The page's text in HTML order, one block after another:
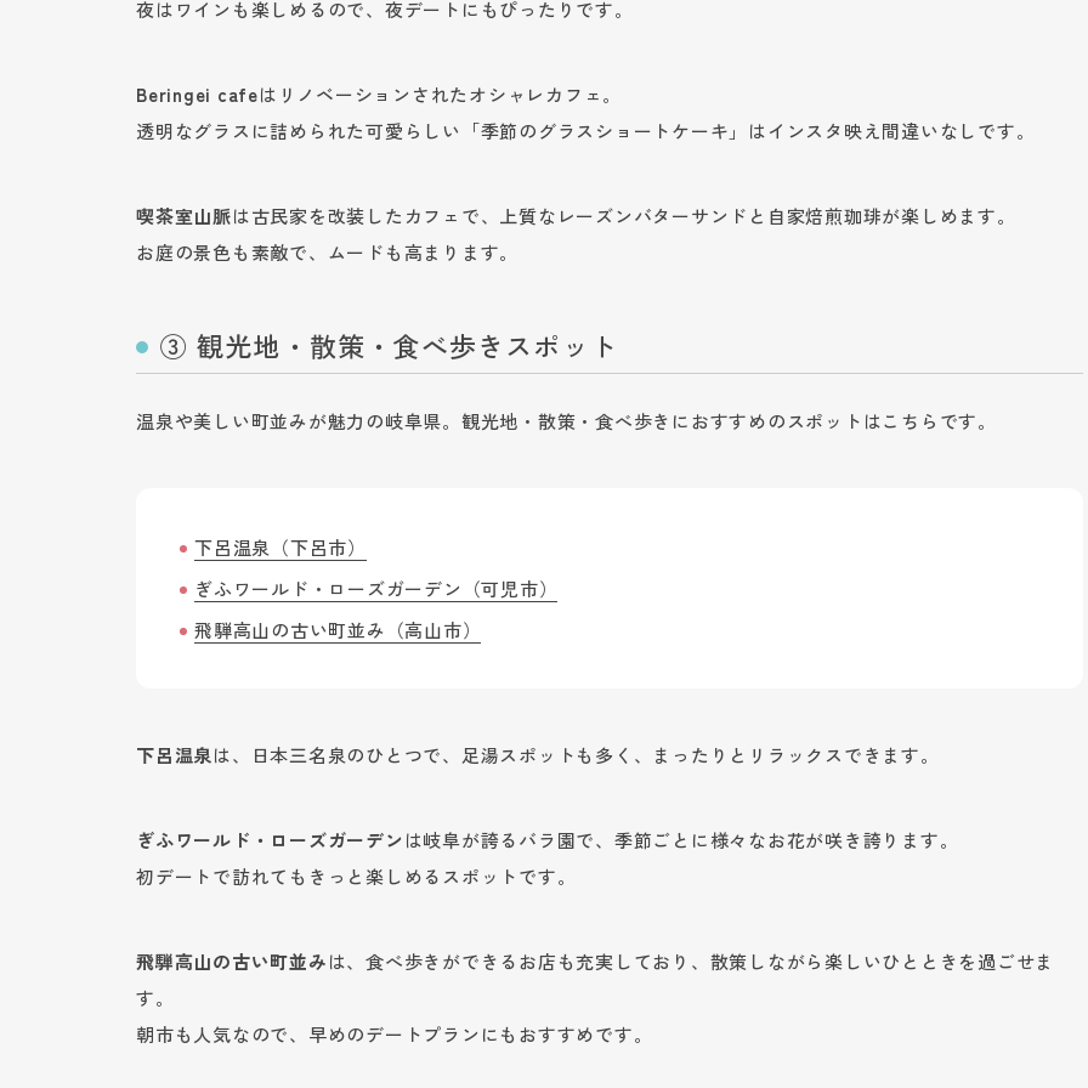
夜はワインも楽しめるので、夜デートにもぴったりです。
Beringei cafeはリノベーションされたオシャレカフェ。
透明なグラスに詰められた可愛らしい「季節のグラスショートケーキ」はインスタ映え間違いなしです。
喫茶室山脈は古民家を改装したカフェで、上質なレーズンバターサンドと自家焙煎珈琲が楽しめます。
お庭の景色も素敵で、ムードも高まります。
③ 観光地・散策・食べ歩きスポット
温泉や美しい町並みが魅力の岐阜県。観光地・散策・食べ歩きにおすすめのスポットはこちらです。
下呂温泉（下呂市）
ぎふワールド・ローズガーデン（可児市）
飛騨高山の古い町並み（高山市）
下呂温泉は、日本三名泉のひとつで、足湯スポットも多く、まったりとリラックスできます。
ぎふワールド・ローズガーデンは岐阜が誇るバラ園で、季節ごとに様々なお花が咲き誇ります。
初デートで訪れてもきっと楽しめるスポットです。
飛騨高山の古い町並みは、食べ歩きができるお店も充実しており、散策しながら楽しいひとときを過ごせま
す。
朝市も人気なので、早めのデートプランにもおすすめです。